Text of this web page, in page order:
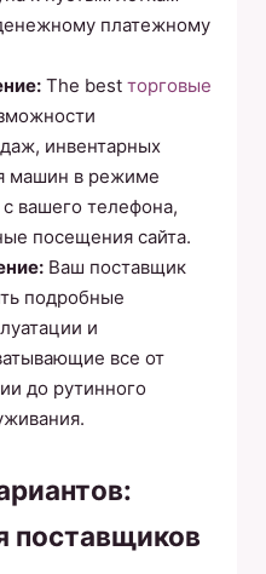
платежному
The best торговые
инвентарных
машин в режиме
вашего телефона,
посещения сайта.
Ваш поставщик
подробные
и
все от
до рутинного
поставщиков